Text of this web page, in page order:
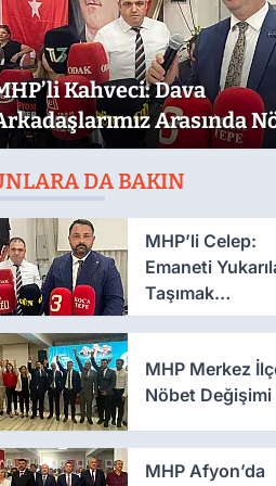
Kahveci: Dava
Arasında
Yapıyoruz
DA BAKIN
MHP’li Celep:
Emaneti
Taşımak
Boynumuzun
MHP Merkez
Nöbet Değişimi
MHP Afyon’da